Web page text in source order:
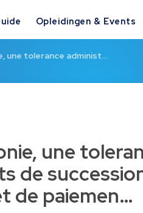
Opleidingen & Events
une tolerance administ…
une
de
de paiemen…